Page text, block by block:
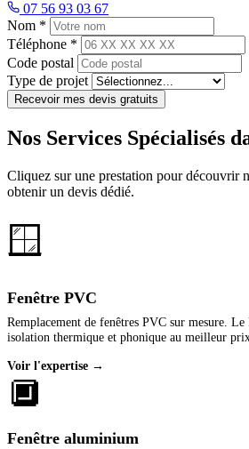
07 56 93 03 67
Nom *
Téléphone *
Code postal
Type de projet
Recevoir mes devis gratuits
Nos Services Spécialisés
Cliquez sur une prestation pour découvrir
obtenir un devis dédié.
🪟
Fenêtre PVC
Remplacement de fenêtres PVC sur mesure.
isolation thermique et phonique au meilleur
Voir l'expertise →
🔲
Fenêtre aluminium